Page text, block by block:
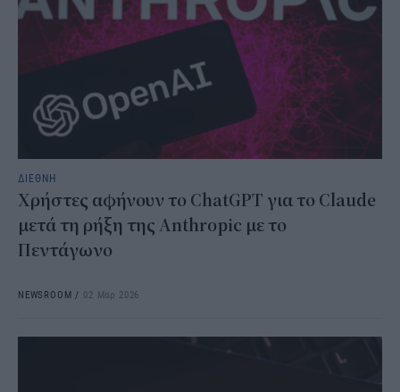
ΔΙΕΘΝΗ
Χρήστες αφήνουν το ChatGPT για το Claude
μετά τη ρήξη της Anthropic με το
Πεντάγωνο
NEWSROOM / 02 Μαρ 2026